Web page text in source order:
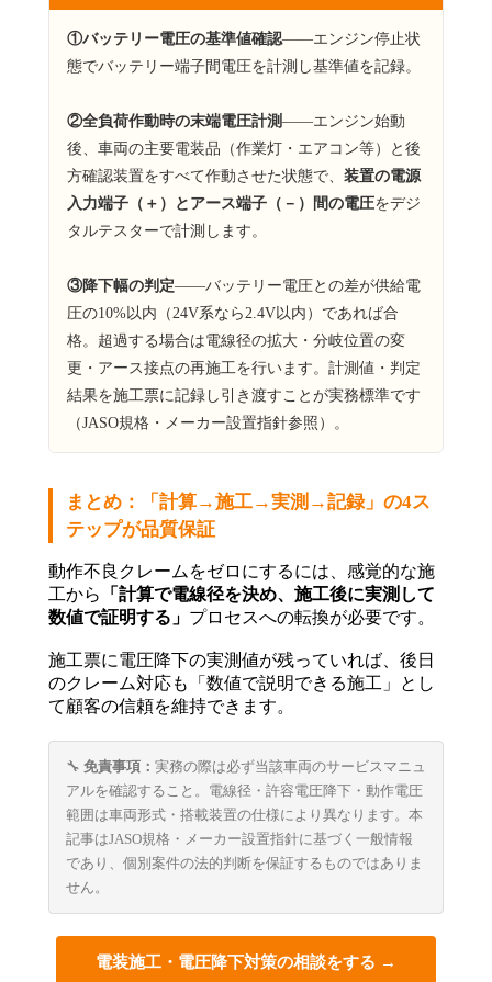
①バッテリー電圧の基準値確認——エンジン停止状
態でバッテリー端子間電圧を計測し基準値を記録。
②全負荷作動時の末端電圧計測——エンジン始動
後、車両の主要電装品（作業灯・エアコン等）と後
方確認装置をすべて作動させた状態で、 装置の電源
入力端子（＋）とアース端子（－）間の電圧をデジ
タルテスターで計測します。
③降下幅の判定——バッテリー電圧との差が供給電
圧の10%以内（24V系なら2.4V以内）であれば合
格。超過する場合は電線径の拡大・分岐位置の変
更・アース接点の再施工を行います。計測値・判定
結果を施工票に記録し引き渡すことが実務標準です
（JASO規格・メーカー設置指針参照）。
まとめ：「計算→施工→実測→記録」の4ス
テップが品質保証
動作不良クレームをゼロにするには、感覚的な施
工から
「計算で電線径を決め、施工後に実測して
数値で証明する」 プロセスへの転換が必要です。
施工票に電圧降下の実測値が残っていれば、後日
のクレーム対応も「数値で説明できる施工」とし
て顧客の信頼を維持できます。
🔧 免責事項： 実務の際は必ず当該車両のサービスマニュ
アルを確認すること。電線径・許容電圧降下・動作電圧
範囲は車両形式・搭載装置の仕様により異なります。本
記事はJASO規格・メーカー設置指針に基づく一般情報
であり、個別案件の法的判断を保証するものではありま
せん。
電装施工・電圧降下対策の相談をする →